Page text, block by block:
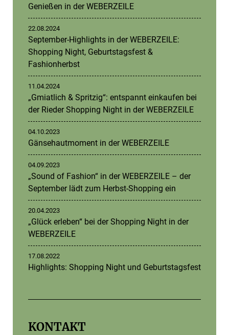
Genießen in der WEBERZEILE
22.08.2024
September-Highlights in der WEBERZEILE:
Shopping Night, Geburtstagsfest &
Fashionherbst
11.04.2024
„Gmiatlich & Spritzig“: entspannt einkaufen bei
der Rieder Shopping Night in der WEBERZEILE
04.10.2023
Gänsehautmoment in der WEBERZEILE
04.09.2023
„Sound of Fashion“ in der WEBERZEILE – der
September lädt zum Herbst-Shopping ein
20.04.2023
„Glück erleben“ bei der Shopping Night in der
WEBERZEILE
17.08.2022
Highlights: Shopping Night und Geburtstagsfest
KONTAKT